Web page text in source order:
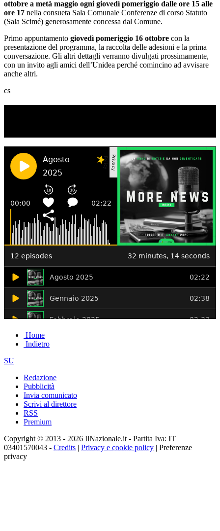
ottobre a metà maggio ogni giovedì pomeriggio dalle ore 15 alle
ore 17 nella consueta Sala Comunale Conferenze di corso Statuto
(Sala Scimé) generosamente concessa dal Comune.
Primo appuntamento giovedì pomeriggio 16 ottobre con la
presentazione del programma, la raccolta delle adesioni e la prima
conversazione. Gli altri dettagli verranno divulgati prossimamente,
con un invito agli amici dell’Unidea perché comincino ad avvisare
anche altri.
cs
Home
Indietro
SU
Redazione
Pubblicità
Invia comunicato
Scrivi al direttore
RSS
Premium
Copyright © 2013 - 2026 IlNazionale.it - Partita Iva: IT
03401570043 - Credits | Privacy e cookie policy | Preferenze
privacy